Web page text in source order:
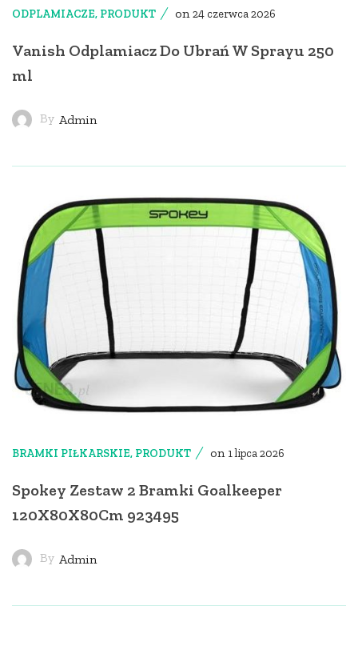
ODPLAMIACZE, PRODUKT on24 czerwca 2026
Vanish Odplamiacz Do Ubrań W Sprayu 250
ml
By Admin
BRAMKI PIŁKARSKIE, PRODUKT on 1 lipca 2026
Spokey Zestaw 2 Bramki Goalkeeper
120X80X80Cm 923495
By Admin